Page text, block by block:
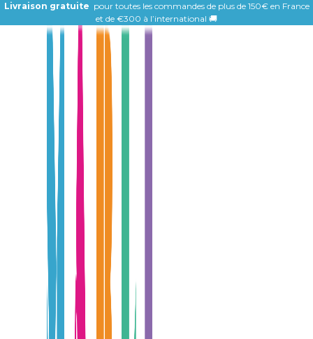
Livraison gratuite pour toutes les commandes de plus de 150€ en France
et de €300 à l’international 🚚